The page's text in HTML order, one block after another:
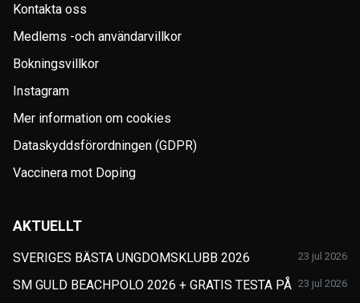
Kontakta oss
Medlems -och användarvillkor
Bokningsvillkor
Instagram
Mer information om cookies
Dataskyddsförordningen (GDPR)
Vaccinera mot Doping
AKTUELLT
SVERIGES BÄSTA UNGDOMSKLUBB 2026 23 jul 2026
SM GULD BEACHPOLO 2026 + GRATIS TESTA PÅ 23 jul 2026